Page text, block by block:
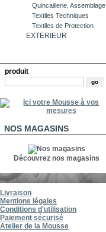
Quincaillerie, Assemblage
Textiles Techniques
Textiles de Protection
EXTERIEUR
produit
NOS MAGASINS
Découvrez nos magasins
Livraison
Mentions légales
Conditions d'utilisation
Paiement sécurisé
Atelier de la Mousse